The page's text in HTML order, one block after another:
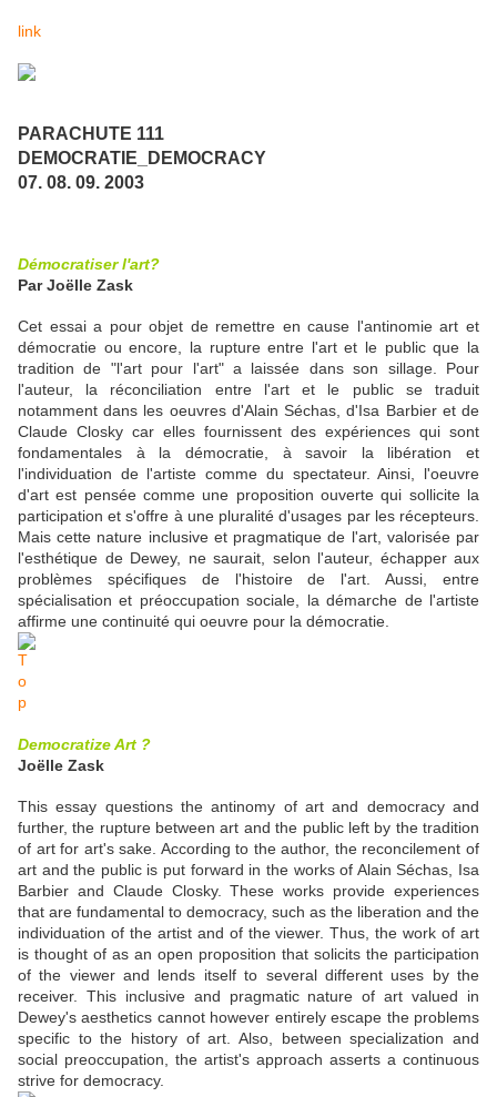
link
PARACHUTE 111
DEMOCRATIE_DEMOCRACY
07. 08. 09. 2003
Démocratiserl'art?
Par Joëlle Zask
Cet essai a pour objet de remettre en cause l'antinomie art et
démocratie ou encore, la rupture entre l'art et le public que la
tradition de "l'art pour l'art" a laissée dans son sillage. Pour
l'auteur, la réconciliation entre l'art et le public se traduit
notamment dans les oeuvres d'Alain Séchas, d'Isa Barbier et de
Claude Closky car elles fournissent des expériences qui sont
fondamentales à la démocratie, à savoir la libération et
l'individuation de l'artiste comme du spectateur. Ainsi, l'oeuvre
d'art est pensée comme une proposition ouverte qui sollicite la
participation et s'offre à une pluralité d'usages par les récepteurs.
Mais cette nature inclusive et pragmatique de l'art, valorisée par
l'esthétique de Dewey, ne saurait, selon l'auteur, échapper aux
problèmes spécifiques de l'histoire de l'art. Aussi, entre
spécialisation et préoccupation sociale, la démarche de l'artiste
affirme une continuité qui oeuvre pour la démocratie.
DemocratizeArt ?
Joëlle Zask
This essay questions the antinomy of art and democracy and
further, the rupture between art and the public left by the tradition
of art for art's sake. According to the author, the reconcilement of
art and the public is put forward in the works of Alain Séchas, Isa
Barbier and Claude Closky. These works provide experiences
that are fundamental to democracy, such as the liberation and the
individuation of the artist and of the viewer. Thus, the work of art
is thought of as an open proposition that solicits the participation
of the viewer and lends itself to several different uses by the
receiver. This inclusive and pragmatic nature of art valued in
Dewey's aesthetics cannot however entirely escape the problems
specific to the history of art. Also, between specialization and
social preoccupation, the artist's approach asserts a continuous
strive for democracy.